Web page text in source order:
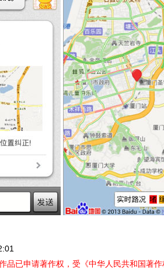
品已申请著作权，受《中华人民共和国著